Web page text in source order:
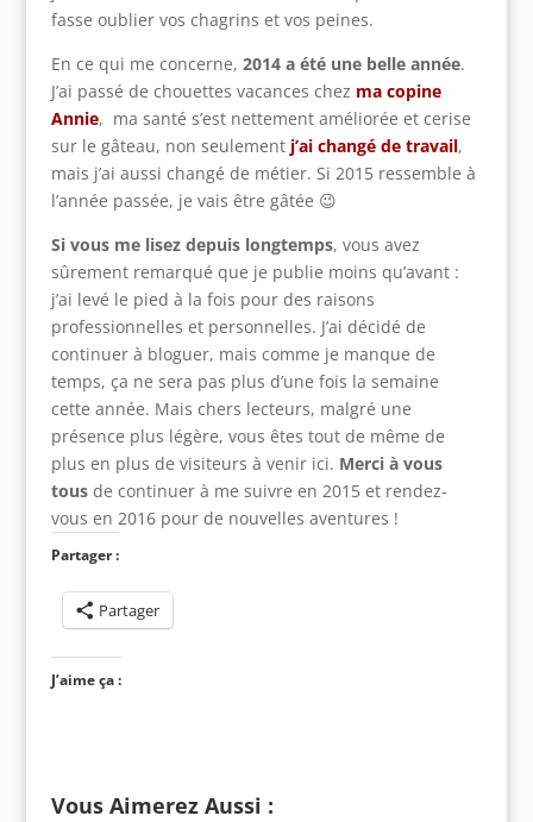
fasse oublier vos chagrins et vos peines.
En ce qui me concerne, 2014 a été une belle année.
J’ai passé de chouettes vacances chez ma copine
Annie, ma santé s’est nettement améliorée et cerise
sur le gâteau, non seulementj’ai changé de travail,
mais j’ai aussi changé de métier. Si 2015 ressemble à
l’année passée, je vais être gâtée 😉
Si vous me lisez depuis longtemps, vous avez
sûrement remarqué que je publie moins qu’avant :
j’ai levé le pied à la fois pour des raisons
professionnelles et personnelles. J’ai décidé de
continuer à bloguer, mais comme je manque de
temps, ça ne sera pas plus d’une fois la semaine
cette année. Mais chers lecteurs, malgré une
présence plus légère, vous êtes tout de même de
plus en plus de visiteurs à venir ici. Merci à vous
tousde continuer à me suivre en 2015 et rendez-
vous en 2016 pour de nouvelles aventures !
Partager :
Partager
J’aime ça :
Vous Aimerez Aussi :